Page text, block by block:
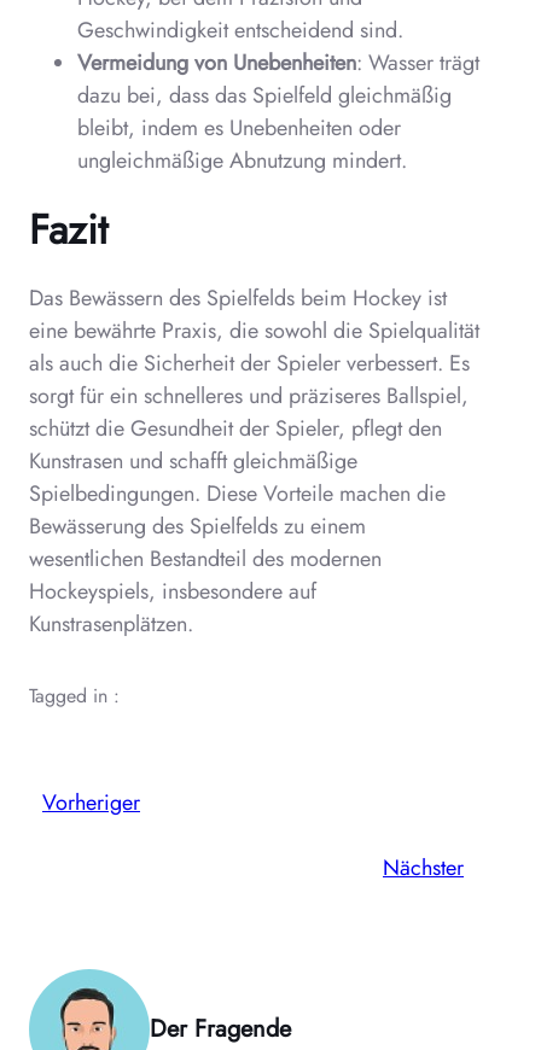
Geschwindigkeit entscheidend sind.
Vermeidung von Unebenheiten: Wasser trägt
dazu bei, dass das Spielfeld gleichmäßig
bleibt, indem es Unebenheiten oder
ungleichmäßige Abnutzung mindert.
Fazit
Das Bewässern des Spielfelds beim Hockey ist
eine bewährte Praxis, die sowohl die Spielqualität
als auch die Sicherheit der Spieler verbessert. Es
sorgt für ein schnelleres und präziseres Ballspiel,
schützt die Gesundheit der Spieler, pflegt den
Kunstrasen und schafft gleichmäßige
Spielbedingungen. Diese Vorteile machen die
Bewässerung des Spielfelds zu einem
wesentlichen Bestandteil des modernen
Hockeyspiels, insbesondere auf
Kunstrasenplätzen.
Tagged in :
Vorheriger
Nächster
Der Fragende